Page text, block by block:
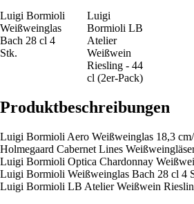
Luigi Bormioli
Weißweinglas
Bach 28 cl 4
Stk.
Luigi
Bormioli LB
Atelier
Weißwein
Riesling - 44
cl (2er-Pack)
Produktbeschreibungen
Luigi Bormioli Aero Weißweinglas 18,3
Holmegaard Cabernet Lines
Luigi Bormioli Optica Chardonnay
Luigi Bormioli Weißweinglas Bach 28 cl 4
Luigi Bormioli LB Atelier Weißwein